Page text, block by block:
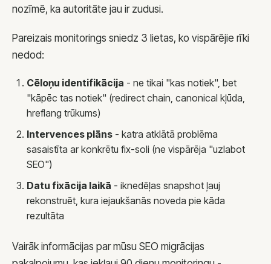
nozīmē, ka autoritāte jau ir zudusi.
Pareizais monitorings sniedz 3 lietas, ko vispārējie rīki
nedod:
Cēloņu identifikācija - ne tikai "kas notiek", bet
"kāpēc tas notiek" (redirect chain, canonical kļūda,
hreflang trūkums)
Intervences plāns - katra atklātā problēma
sasaistīta ar konkrētu fix-soli (ne vispārēja "uzlabot
SEO")
Datu fixācija laikā - iknedēļas snapshot ļauj
rekonstruēt, kura iejaukšanās noveda pie kāda
rezultāta
Vairāk informācijas par mūsu SEO migrācijas